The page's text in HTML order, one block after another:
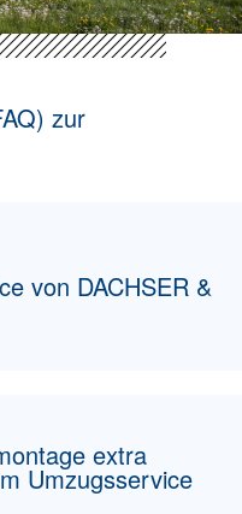
zur
von DACHSER &
sicheren Abbau der
und den Aufbau im
extra
Umzugsservice